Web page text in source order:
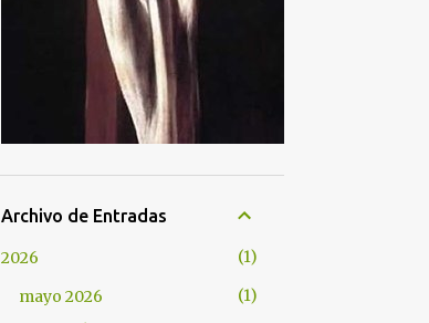
Archivo de Entradas
2026
1
mayo 2026
1